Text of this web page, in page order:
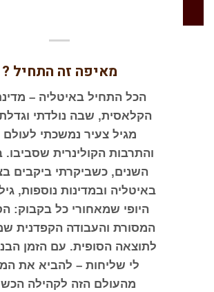
מאיפה זה התחיל ?
הכל התחיל באיטליה –
הקלאסית, שבה נולדתי
מגיל צעיר נמשכתי לעולם
והתרבות הקולינרית
השנים, כשביקרתי ביקבים
באיטליה ובמדינות נוספות,
היופי שמאחורי כל בקבוק:
המסורת והעבודה הקפדנית
לתוצאה הסופית. עם הזמן
לי שליחות – להביא את
מהעולם הזה לקהילה